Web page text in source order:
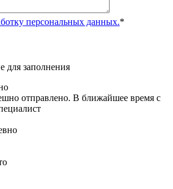
персональных данных.*
для заполнения
отправлено. В ближайшее время с